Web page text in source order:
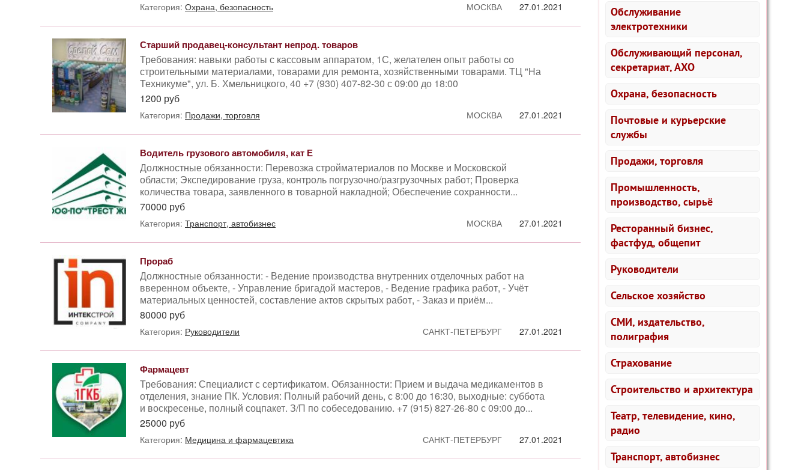
Обслуживание
электротехники
Обслуживающий персонал,
секретариат, АХО
Охрана, безопасность
Почтовые и курьерские
службы
Продажи, торговля
Промышленность,
производство, сырьё
Ресторанный бизнес,
фастфуд, общепит
Руководители
Сельское хозяйство
СМИ, издательство,
полиграфия
Страхование
Строительство и архитектура
Театр, телевидение, кино,
радио
Транспорт, автобизнес
Категория: Охрана, безопасность МОСКВА 27.01.2021
Старший продавец-консультант непрод. товаров
Требования: навыки работы с кассовым аппаратом, 1С, желателен опыт работы cо
строительными материалами, товарами для ремонта, хозяйственными товарами. ТЦ "На
Техникуме", ул. Б. Хмельницкого, 40 +7 (930) 407-82-30 с 09:00 до 18:00
1200 руб
Категория: Продажи, торговля МОСКВА 27.01.2021
Водитель грузового автомобиля, кат Е
Должностные обязанности: Перевозка стройматериалов по Москве и Московской
области; Экспедирование груза, контроль погрузочно/разгрузочных работ; Проверка
количества товара, заявленного в товарной накладной; Обеспечение сохранности...
70000 руб
Категория: Транспорт, автобизнес МОСКВА 27.01.2021
Прораб
Должностные обязанности: - Ведение производства внутренних отделочных работ на
вверенном объекте, - Управление бригадой мастеров, - Ведение графика работ, - Учёт
материальных ценностей, составление актов скрытых работ, - Заказ и приём...
80000 руб
Категория: Руководители САНКТ-ПЕТЕРБУРГ 27.01.2021
Фармацевт
Требования: Специалист с сертификатом. Обязанности: Прием и выдача медикаментов в
отделения, знание ПК. Условия: Полный рабочий день, с 8:00 до 16:30, выходные: суббота
и воскресенье, полный соцпакет. З/П по собеседованию. +7 (915) 827-26-80 с 09:00 до...
25000 руб
Категория: Медицина и фармацевтика САНКТ-ПЕТЕРБУРГ 27.01.2021